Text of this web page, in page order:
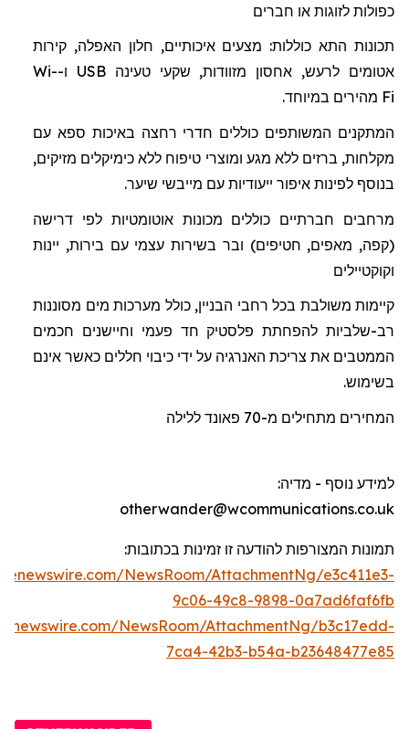
כפולות לזוגות או חברים
תכונות התא כוללות: מצעים איכותיים, חלון האפלה, קירות
אטומים לרעש, אחסון מזוודות, שקעי טעינהUSB ו-Wi-
Fi מהירים במיוחד.
המתקנים המשותפים כוללים חדרי רחצה באיכות ספא עם
מקלחות, ברזים ללא מגע ומוצרי טיפוח ללא כימיקלים מזיקים,
בנוסף לפינות איפור ייעודיות עם מייבשי שיער.
מרחבים חברתיים כוללים מכונות אוטומטיות לפי דרישה
(קפה, מאפים, חטיפים) ובר בשירות עצמי עם בירות, יינות
וקוקטיילים
קיימות משולבת בכל רחבי הבניין, כולל מערכות מים מסוננות
רב-שלביות להפחתת פלסטיק חד פעמי וחיישנים חכמים
הממטבים את צריכת האנרגיה על ידי כיבוי חללים כאשר אינם
בשימוש.
המחירים מתחילים מ-70
פאונד ללילה
למידע נוסף - מדיה:
otherwander@wcommunications.co.uk
תמונות המצורפות להודעה זו זמינות בכתובות:
NewsRoom/AttachmentNg/e3c411e3-
9c06-49c8-9898-0a7ad6faf6fb
NewsRoom/AttachmentNg/b3c17edd-
7ca4-42b3-b54a-b23648477e85